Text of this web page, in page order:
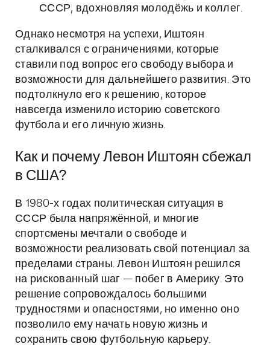
СССР, вдохновляя молодёжь и коллег.
Однако несмотря на успехи, Иштоян
сталкивался с ограничениями, которые
ставили под вопрос его свободу выбора и
возможности для дальнейшего развития. Это
подтолкнуло его к решению, которое
навсегда изменило историю советского
футбола и его личную жизнь.
Как и почему Левон Иштоян сбежал
в США?
В 1980-х годах политическая ситуация в
СССР была напряжённой, и многие
спортсмены мечтали о свободе и
возможности реализовать свой потенциал за
пределами страны. Левон Иштоян решился
на рискованный шаг — побег в Америку. Это
решение сопровождалось большими
трудностями и опасностями, но именно оно
позволило ему начать новую жизнь и
сохранить свою футбольную карьеру.